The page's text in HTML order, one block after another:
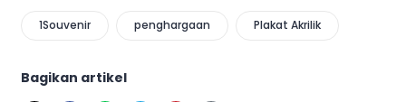
1Souvenir penghargaan Plakat Akrilik
Bagikan artikel